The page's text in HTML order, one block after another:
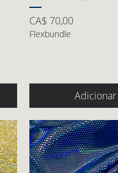
Preço
CA$ 70,00
Flexbundle